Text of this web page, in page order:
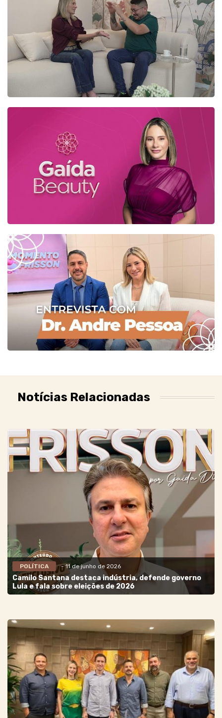
Notícias Relacionadas
POLÍTICA - 11 de junho de 2026
Camilo Santana destaca indústria, defende governo
Lula e fala sobre eleições de 2026